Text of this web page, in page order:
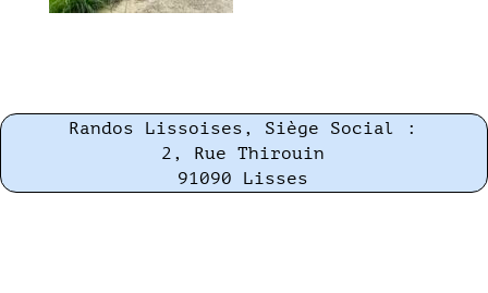
Randos Lissoises, Siège Social :
2, Rue Thirouin
91090 Lisses